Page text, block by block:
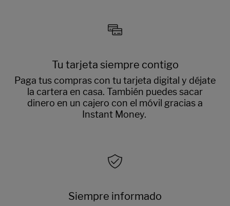
Tu tarjeta siempre contigo
Paga tus compras con tu tarjeta digital y déjate
la cartera en casa. También puedes sacar
dinero en un cajero con el móvil gracias a
Instant Money.
Siempre informado